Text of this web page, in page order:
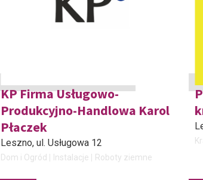
KP Firma Usługowo-
Produkcyjno-Handlowa Karol
Płaczek
Leszno, ul. Usługowa 12
Dom i Ogród Instalacje Roboty ziemne